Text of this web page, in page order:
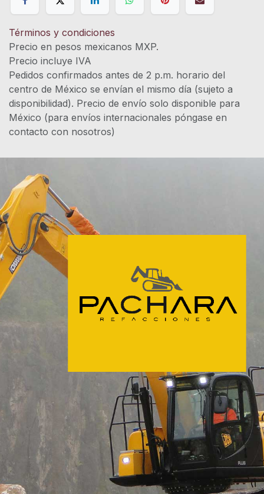
Términos y condiciones
Precio en pesos mexicanos MXP.
Precio incluye IVA
Pedidos confirmados antes de 2 p.m. horario del
centro de México se envían el mismo día (sujeto a
disponibilidad). Precio de envío solo disponible para
México (para envíos internacionales póngase en
contacto con nosotros)